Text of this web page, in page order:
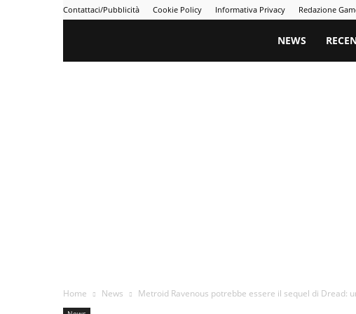
Contattaci/Pubblicità Cookie Policy Informativa Privacy Redazione
Gametimers
NEWS
Home News Metroid Ravenous potrebbe essere il sequel di Dread: